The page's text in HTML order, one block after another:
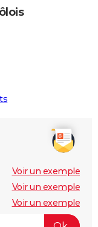
Voir un exemple
Voir un exemple
Voir un exemple